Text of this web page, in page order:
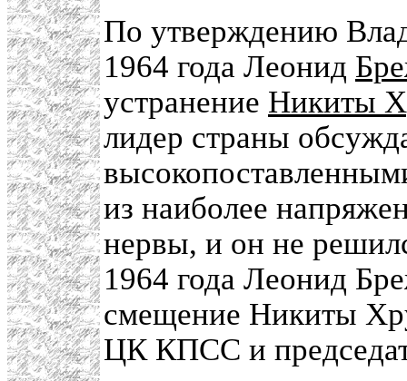
По утверждению
1964 года Леонид
устранение Никиты
лидер страны
из наиболее
нервы, и он не
1964 года Леонид
смещение Никиты
ЦК КПСС и